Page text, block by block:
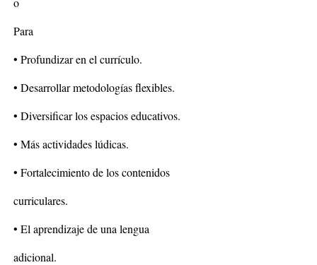
Para
• Profundizar en el currículo.
• Desarrollar metodologías flexibles.
• Diversificar los espacios educativos.
• Más actividades lúdicas.
• Fortalecimiento de los contenidos
curriculares.
• El aprendizaje de una lengua
adicional.